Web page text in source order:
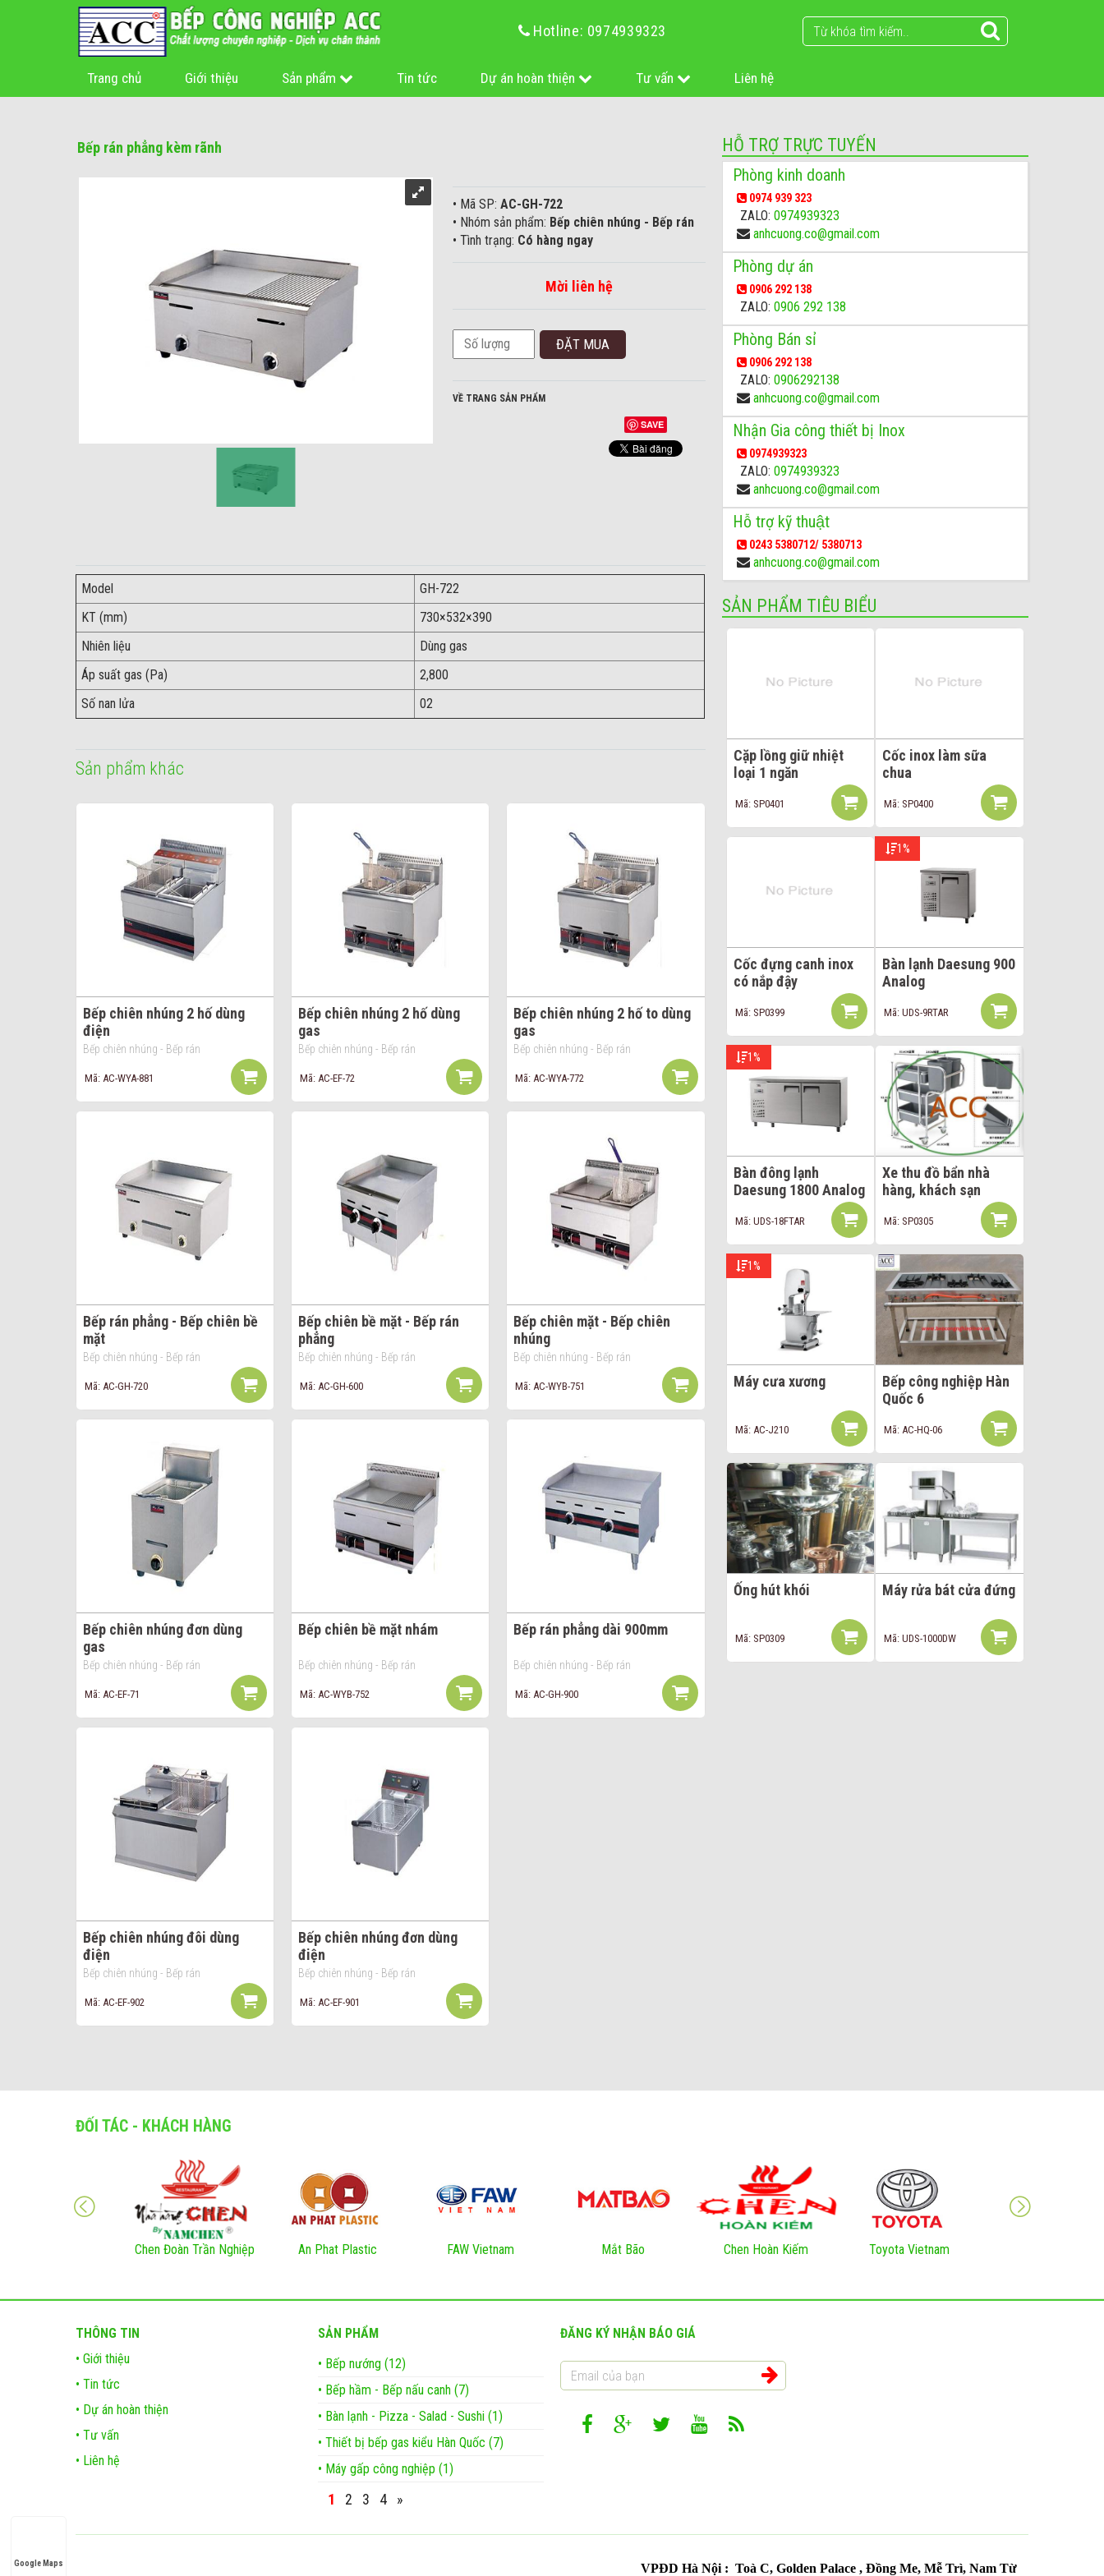
Hotline: 0974939323
Trang chủ Giới thiệu Sản phẩm Tin tức Dự án hoàn thiện Tư vấn Liên hệ
Bếp rán phẳng kèm rãnh
• Mã SP: AC-GH-722
• Nhóm sản phẩm: Bếp chiên nhúng - Bếp rán
• Tình trạng: Có hàng ngay
Mời liên hệ
VỀ TRANG SẢN PHẨM
SAVE
Model
GH-722
KT (mm)
730×532×390
Nhiên liệu
Dùng gas
Áp suất gas (Pa)
2,800
Số nan lửa
02
Sản phẩm khác
Bếp chiên nhúng 2 hố dùng
điện
Bếp chiên nhúng - Bếp rán
Mã: AC-WYA-881
Bếp chiên nhúng 2 hố dùng
gas
Bếp chiên nhúng - Bếp rán
Mã: AC-EF-72
Bếp chiên nhúng 2 hố to dùng
gas
Bếp chiên nhúng - Bếp rán
Mã: AC-WYA-772
Bếp rán phẳng - Bếp chiên bề
mặt
Bếp chiên nhúng - Bếp rán
Mã: AC-GH-720
Bếp chiên bề mặt - Bếp rán
phẳng
Bếp chiên nhúng - Bếp rán
Mã: AC-GH-600
Bếp chiên mặt - Bếp chiên
nhúng
Bếp chiên nhúng - Bếp rán
Mã: AC-WYB-751
Bếp chiên nhúng đơn dùng
gas
Bếp chiên nhúng - Bếp rán
Mã: AC-EF-71
Bếp chiên bề mặt nhám
Bếp chiên nhúng - Bếp rán
Mã: AC-WYB-752
Bếp rán phẳng dài 900mm
Bếp chiên nhúng - Bếp rán
Mã: AC-GH-900
Bếp chiên nhúng đôi dùng
điện
Bếp chiên nhúng - Bếp rán
Mã: AC-EF-902
Bếp chiên nhúng đơn dùng
điện
Bếp chiên nhúng - Bếp rán
Mã: AC-EF-901
HỖ TRỢ TRỰC TUYẾN
Phòng kinh doanh
0974 939 323
ZALO: 0974939323
anhcuong.co@gmail.com
Phòng dự án
0906 292 138
ZALO: 0906 292 138
Phòng Bán sỉ
0906 292 138
ZALO: 0906292138
anhcuong.co@gmail.com
Nhận Gia công thiết bị Inox
0974939323
ZALO: 0974939323
anhcuong.co@gmail.com
Hỗ trợ kỹ thuật
0243 5380712/ 5380713
anhcuong.co@gmail.com
SẢN PHẨM TIÊU BIỂU
Cặp lồng giữ nhiệt
loại 1 ngăn
Mã: SP0401
Cốc inox làm sữa
chua
Mã: SP0400
Cốc đựng canh inox
có nắp đậy
Mã: SP0399
1%
Bàn lạnh Daesung 900
Analog
Mã: UDS-9RTAR
1%
Bàn đông lạnh
Daesung 1800 Analog
Mã: UDS-18FTAR
Xe thu đồ bẩn nhà
hàng, khách sạn
Mã: SP0305
1%
Máy cưa xương
Mã: AC-J210
Bếp công nghiệp Hàn
Quốc 6
Mã: AC-HQ-06
Ống hút khói
Mã: SP0309
Máy rửa bát cửa đứng
Mã: UDS-1000DW
Google Maps
ĐỐI TÁC - KHÁCH HÀNG
Chen Đoàn Trần Nghiệp An Phat Plastic FAW Vietnam Mắt Bão Chen Hoàn Kiếm Toyota Vietnam
THÔNG TIN
• Giới thiệu
• Tin tức
• Dự án hoàn thiện
• Tư vấn
• Liên hệ
SẢN PHẨM
• Bếp nướng (12)
• Bếp hầm - Bếp nấu canh (7)
• Bàn lạnh - Pizza - Salad - Sushi (1)
• Thiết bị bếp gas kiểu Hàn Quốc (7)
• Máy gấp công nghiệp (1)
1 2 3 4 »
ĐĂNG KÝ NHẬN BÁO GIÁ
VPĐD Hà Nội : Toà C, Golden Palace , Đồng Me, Mễ Trì, Nam Từ